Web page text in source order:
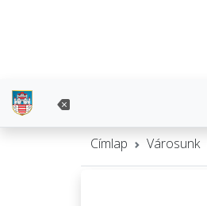
Címlap Városunk